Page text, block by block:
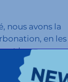
nous avons la
en les
la
mobilité